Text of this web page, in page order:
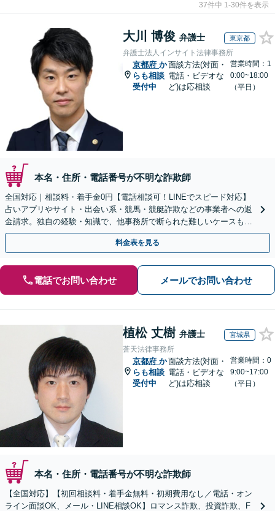
37件中 1-30件を表示
大川 博俊 弁護士 東京都
弁護士法人インサイト法律事務所
京都府 か
らも相談
受付中
面談方法(対面・
電話・ビデオな
ど)は応相談
営業時間：1
0:00~18:00
（平日）
本名・住所・電話番号が不明な詐欺師
全国対応｜相談料・着手金0円【電話相談可！LINEでスピード対応】
占いアプリやサイト・出会い系・競馬・競艇詐欺などの事業者への返
金請求。独自の経験・知識で、他事務所で断られた難しいケースも解
決に導いた実績あり。まずはお気軽にご相談ください
料金表を見る
電話でお問い合わせ メールでお問い合わせ
植松 丈樹 弁護士 宮城県
蒼天法律事務所
京都府 か
らも相談
受付中
面談方法(対面・
電話・ビデオな
ど)は応相談
営業時間：0
9:00~17:00
（平日）
本名・住所・電話番号が不明な詐欺師
【全国対応】【初回相談料・着手金無料・初期費用なし／電話・オン
ライン面談OK、メール・LINE相談OK】ロマンス詐欺、投資詐欺、F